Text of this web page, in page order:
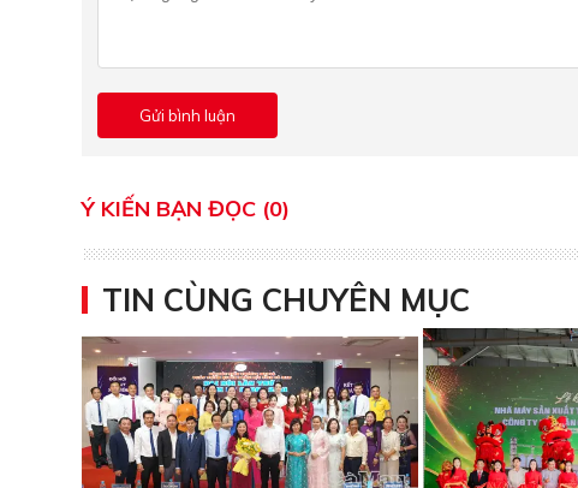
Ý KIẾN BẠN ĐỌC (0)
TIN CÙNG CHUYÊN MỤC